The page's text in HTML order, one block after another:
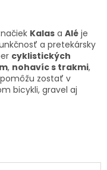
Kalas a Alé je
a pretekársky
cyklistických
, nohavíc s trakmi,
zostať v
bicykli, gravel aj
letných tréningov